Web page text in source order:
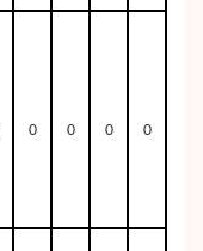
0 0 0 0